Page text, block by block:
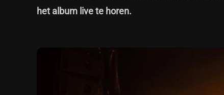
het album live te horen.